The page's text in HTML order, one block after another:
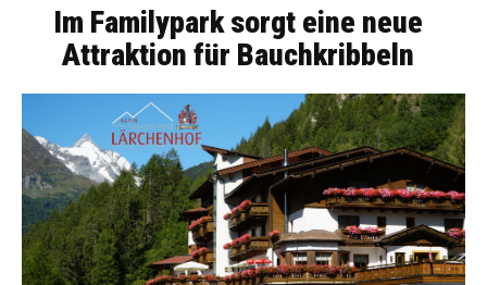
Im Familypark sorgt eine neue
Attraktion für Bauchkribbeln